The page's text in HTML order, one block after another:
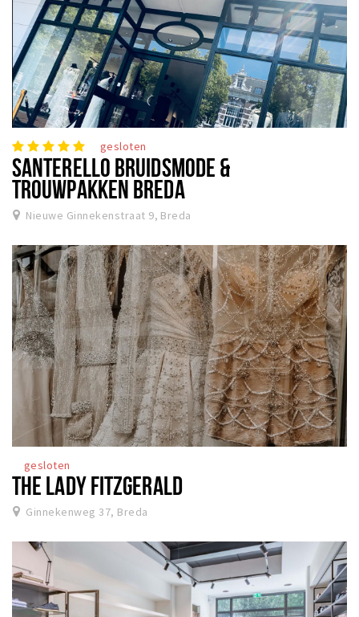
gesloten
SANTERELLO BRUIDSMODE &
TROUWPAKKEN BREDA
Nieuwe Ginnekenstraat 9, Breda
gesloten
THE LADY FITZGERALD
Ginnekenweg 37, Breda